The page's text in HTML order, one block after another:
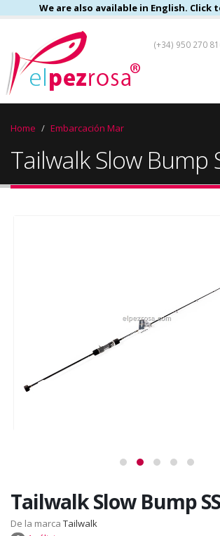
We are also available in English. Click
(+34) 950 270
Home Embarcación Mar
Tailwalk Slow Bump
Tailwalk Slow Bump
De la marca Tailwalk